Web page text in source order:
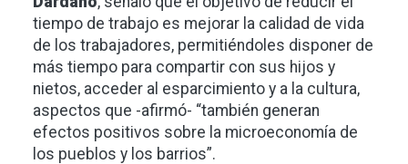
tiempo de trabajo es mejorar la calidad de vida
de los trabajadores, permitiéndoles disponer de
más tiempo para compartir con sus hijos y
nietos, acceder al esparcimiento y a la cultura,
aspectos que -afirmó- “también generan
efectos positivos sobre la microeconomía de
los pueblos y los barrios”.